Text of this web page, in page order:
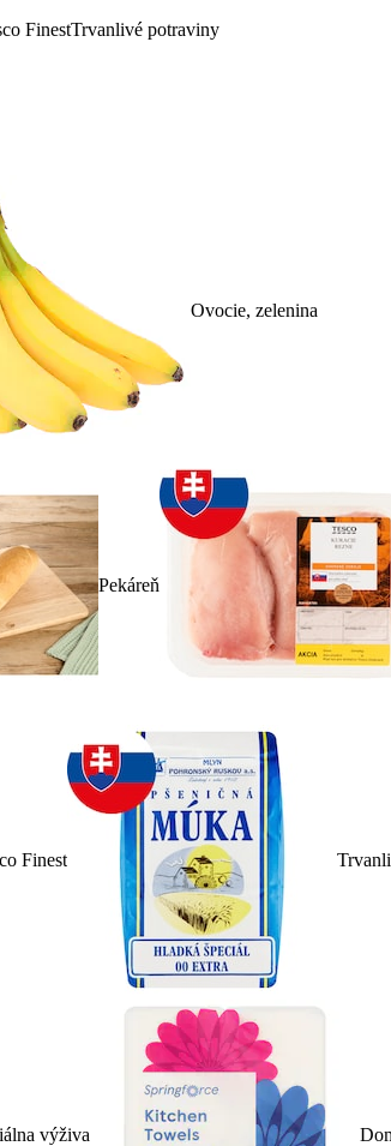
FinestTrvanlivé potraviny
Ovocie, zelenina
Pekáreň
Finest
výživa